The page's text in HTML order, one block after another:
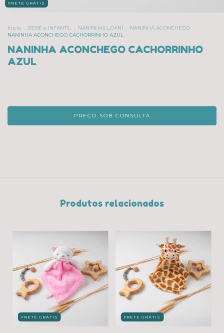
FRETE GRÁTIS
Início . BEBÊ e INFANTIL . NANINHAS LOANÍ . NANINHA ACONCHEGO .
NANINHA ACONCHEGO CACHORRINHO AZUL
NANINHA ACONCHEGO CACHORRINHO
AZUL
Produtos relacionados
FRETE GRÁTIS FRETE GRÁTIS